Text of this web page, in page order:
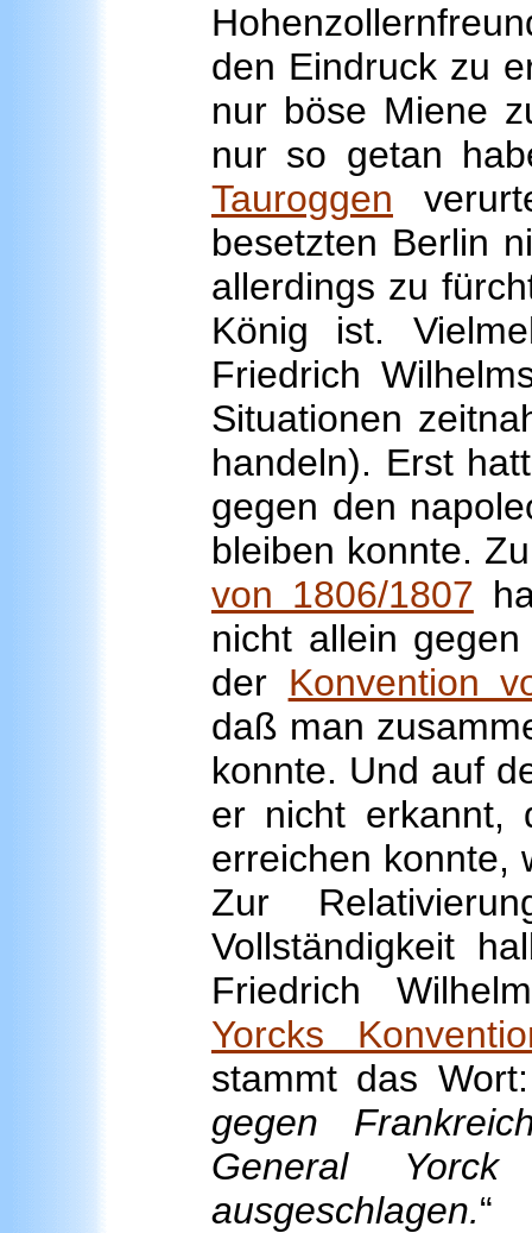
den Eindruck zu
nur böse Miene
nur so getan
Tauroggen
besetzten Berlin
allerdings zu
König ist.
Friedrich
Situationen
handeln). Erst
gegen den
bleiben konnte.
von 1806/1807
nicht allein
der Konvention
daß man
konnte. Und auf
er nicht erkannt,
erreichen konnte,
Zur
Vollständigkeit
Friedrich
Yorcks
stammt das
gegen
General
ausgeschlagen.“